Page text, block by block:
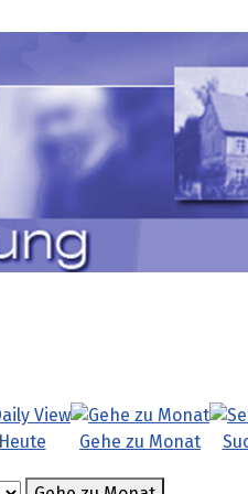
Heute Gehe zu Monat